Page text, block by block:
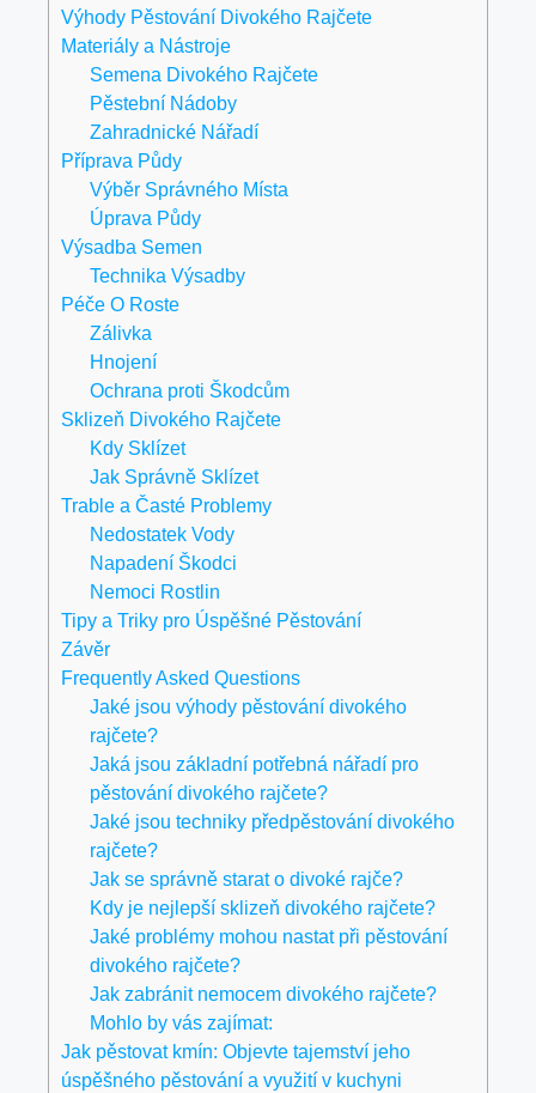
Výhody Pěstování Divokého Rajčete
Materiály a Nástroje
Semena Divokého Rajčete
Pěstební Nádoby
Zahradnické Nářadí
Příprava Půdy
Výběr Správného Místa
Úprava Půdy
Výsadba Semen
Technika Výsadby
Péče O Roste
Zálivka
Hnojení
Ochrana proti Škodcům
Sklizeň Divokého Rajčete
Kdy Sklízet
Jak Správně Sklízet
Trable a Časté Problemy
Nedostatek Vody
Napadení Škodci
Nemoci Rostlin
Tipy a Triky pro Úspěšné Pěstování
Závěr
Frequently Asked Questions
Jaké jsou výhody pěstování divokého
rajčete?
Jaká jsou základní potřebná nářadí pro
pěstování divokého rajčete?
Jaké jsou techniky předpěstování divokého
rajčete?
Jak se správně starat o divoké rajče?
Kdy je nejlepší sklizeň divokého rajčete?
Jaké problémy mohou nastat při pěstování
divokého rajčete?
Jak zabránit nemocem divokého rajčete?
Mohlo by vás zajímat:
Jak pěstovat kmín: Objevte tajemství jeho
úspěšného pěstování a využití v kuchyni